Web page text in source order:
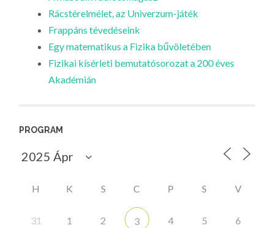
Rácstérelmélet, az Univerzum-játék
Frappáns tévedéseink
Egy matematikus a Fizika bűvöletében
Fizikai kísérleti bemutatósorozat a 200 éves
Akadémián
PROGRAM
H K S C P S V
31 1 2 3 4 5 6